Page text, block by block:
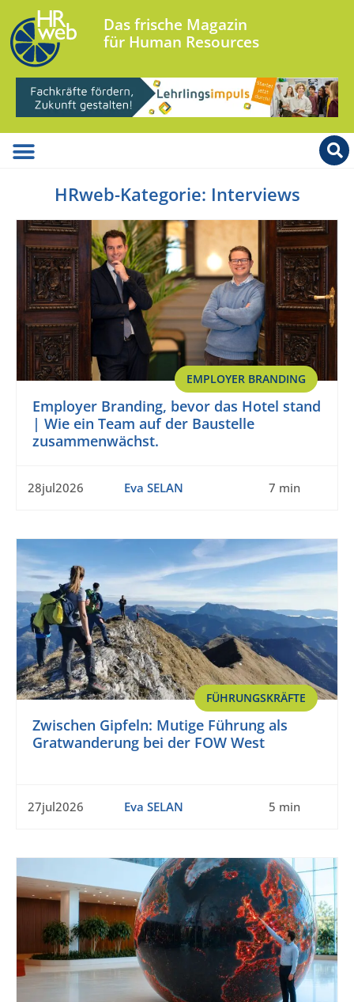
Das frische Magazin
für Human Resources
HRweb-Kategorie: Interviews
EMPLOYER BRANDING
Employer Branding, bevor das Hotel stand
| Wie ein Team auf der Baustelle
zusammenwächst.
28jul2026 Eva SELAN 7 min
FÜHRUNGSKRÄFTE
Zwischen Gipfeln: Mutige Führung als
Gratwanderung bei der FOW West
27jul2026 Eva SELAN 5 min